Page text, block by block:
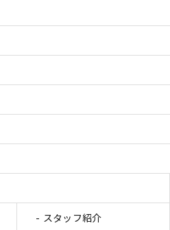
スタッフ紹介